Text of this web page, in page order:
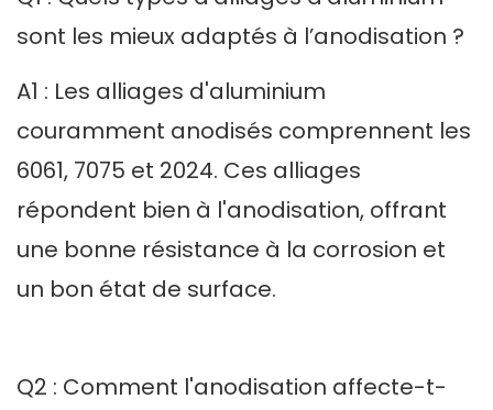
sont les mieux adaptés à l’anodisation ?
A1 : Les alliages d'aluminium
couramment anodisés comprennent les
6061, 7075 et 2024. Ces alliages
répondent bien à l'anodisation, offrant
une bonne résistance à la corrosion et
un bon état de surface.
Q2 : Comment l'anodisation affecte-t-